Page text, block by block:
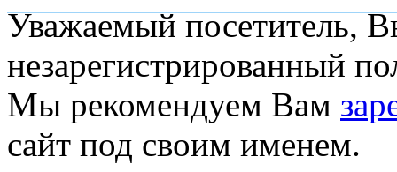
Уважаемый посетитель,
незарегистрированный
Мы рекомендуем Вам
сайт под своим именем.